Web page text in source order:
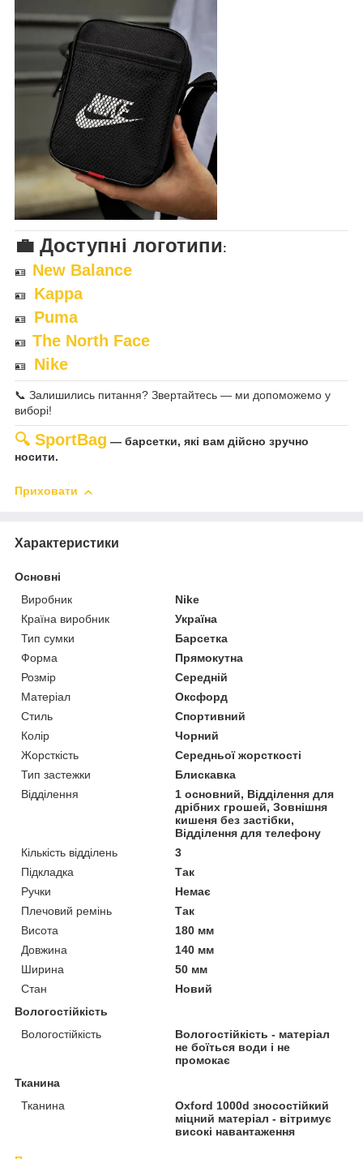
💼 Доступні логотипи:
🪪 New Balance
🪪 Kappa
🪪 Puma
🪪 The North Face
🪪 Nike
📞 Залишились питання? Звертайтесь — ми допоможемо у
виборі!
🔍 SportBag — барсетки, які вам дійсно зручно
носити.
Приховати
Характеристики
Основні
Виробник
Nike
Країна виробник
Україна
Тип сумки
Барсетка
Форма
Прямокутна
Розмір
Середній
Матеріал
Оксфорд
Стиль
Спортивний
Колір
Чорний
Жорсткість
Середньої жорсткості
Тип застежки
Блискавка
Відділення
1 основний, Відділення для
дрібних грошей, Зовнішня
кишеня без застібки,
Відділення для телефону
Кількість відділень
3
Підкладка
Так
Ручки
Немає
Плечовий ремінь
Так
Висота
180 мм
Довжина
140 мм
Ширина
50 мм
Стан
Новий
Вологостійкість
Вологостійкість
Вологостійкість - матеріал
не боїться води і не
промокає
Тканина
Тканина
Oxford 1000d зносостійкий
міцний матеріал - вітримує
високі навантаження